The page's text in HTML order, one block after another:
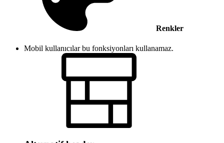
Renkler
Mobil kullanıcılar bu fonksiyonları kullanamaz.